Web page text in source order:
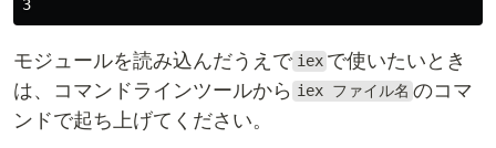
モジュールを読み込んだうえで iex で使いたいとき
は、コマンドラインツールから iex ファイル名 のコマ
ンドで起ち上げてください。